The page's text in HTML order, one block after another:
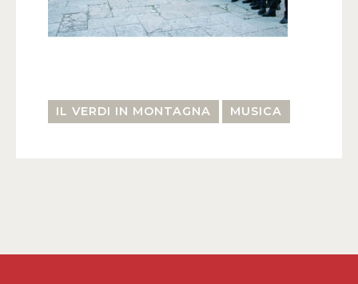
IL VERDI IN MONTAGNA MUSICA